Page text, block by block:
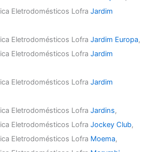
Eletrodomésticos LofraJardim
Eletrodomésticos LofraJardim Europa,
Eletrodomésticos LofraJardim
Eletrodomésticos LofraJardim
Eletrodomésticos LofraJardins,
Eletrodomésticos LofraJockey Club,
Eletrodomésticos Lofra Moema,